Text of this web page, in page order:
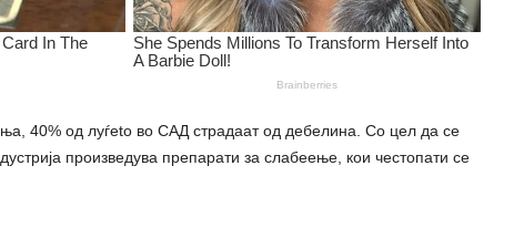
40% од луѓеto во САД страдаат од дебелина. Со цел да се
произведува препарати за слабеење, кои честопати се